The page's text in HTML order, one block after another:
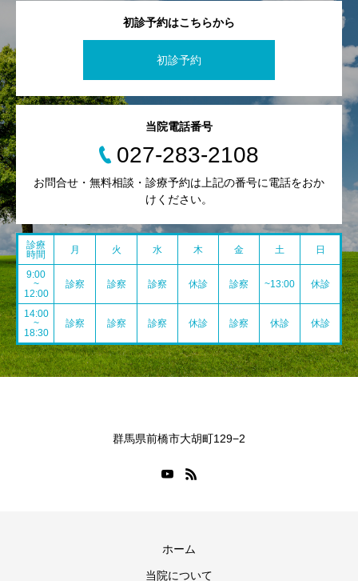
初診予約はこちらから
初診予約
当院電話番号
027-283-2108
お問合せ・無料相談・診療予約は上記の番号に電話をおか
けください。
診療
時間
月 火 水 木 金 土 日
9:00
~
12:00
診察 診察 診察 休診 診察 ~13:00 休診
14:00
~
18:30
診察 診察 診察 休診 診察 休診 休診
群馬県前橋市大胡町129−2
ホーム
当院について